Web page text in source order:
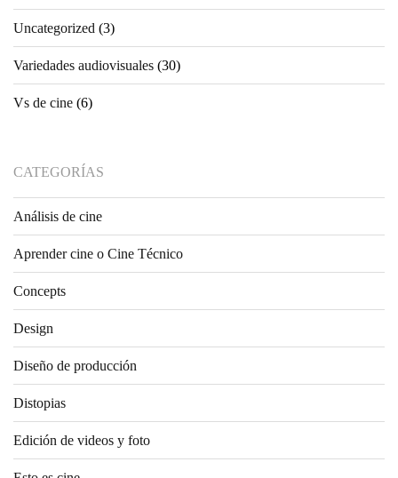
Uncategorized (3)
Variedades audiovisuales (30)
Vs de cine (6)
CATEGORÍAS
Análisis de cine
Aprender cine o Cine Técnico
Concepts
Design
Diseño de producción
Distopias
Edición de videos y foto